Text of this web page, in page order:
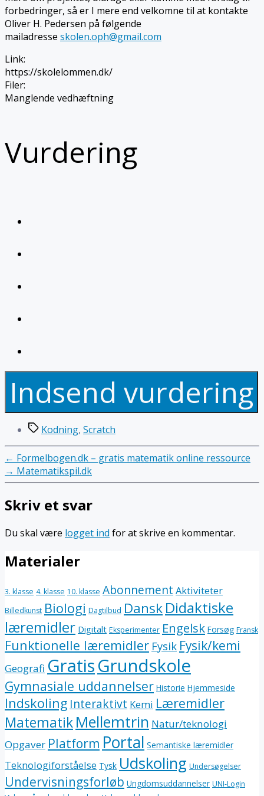
forbedringer, så er I mere end velkomne til at kontakte
Oliver H. Pedersen på følgende
mailadresse skolen.oph@gmail.com
Link:
https://skolelommen.dk/
Filer:
Manglende vedhæftning
Vurdering
Indsend vurdering
TagsKodning, Scratch
← Formelbogen.dk – gratis matematik online ressource
→ Matematikspil.dk
Skriv et svar
Du skal være logget ind for at skrive en kommentar.
Materialer
3. klasse 4. klasse 10. klasse Abonnement Aktiviteter
Billedkunst Biologi Dagtilbud DanskDidaktiske
læremidler Digitalt Eksperimenter Engelsk Forsøg Fransk
Funktionelle læremidler Fysik Fysik/kemi
Geografi GratisGrundskole
Gymnasiale uddannelser Historie Hjemmeside
Indskoling Interaktivt Kemi Læremidler
MatematikMellemtrin Natur/teknologi
Opgaver Platform Portal Semantiske læremidler
Teknologiforståelse Tysk Udskoling Undersøgelser
Undervisningsforløb Ungdomsuddannelser UNI-Login